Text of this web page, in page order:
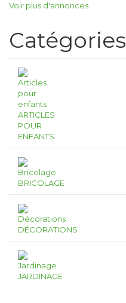
Voir plus d'annonces
Catégories
ARTICLES
POUR
ENFANTS
BRICOLAGE
DÉCORATIONS
JARDINAGE